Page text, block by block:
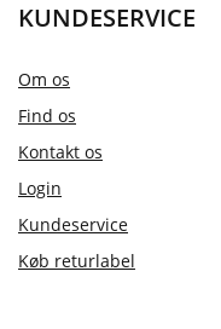
KUNDESERVICE
Om os
Find os
Kontakt os
Login
Kundeservice
Køb returlabel